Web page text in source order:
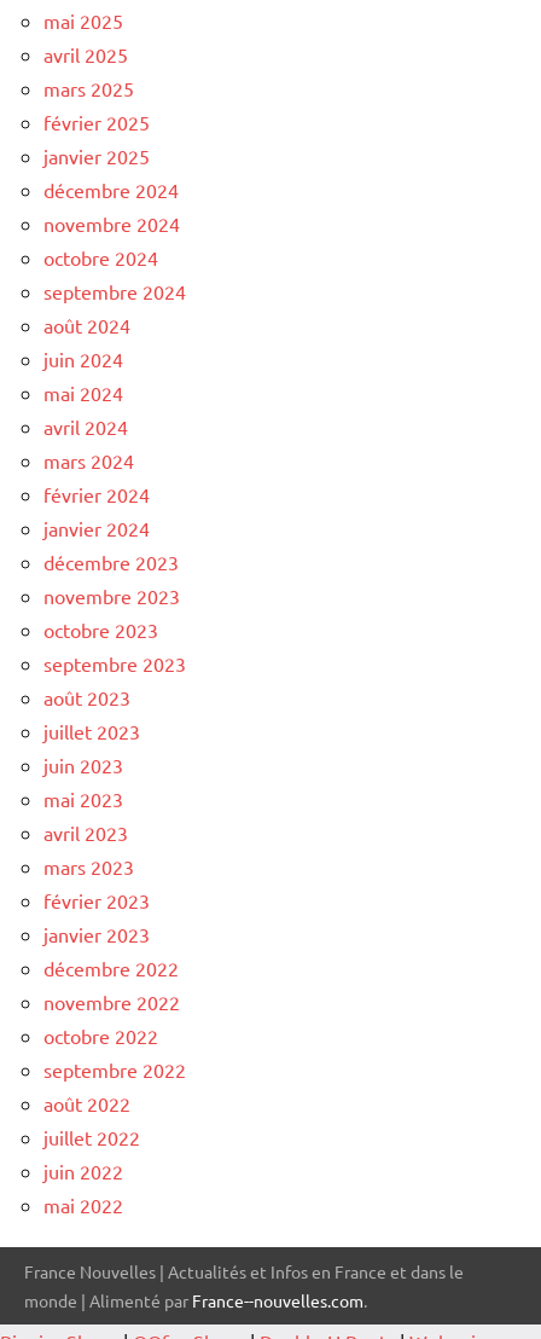
mai 2025
avril 2025
mars 2025
février 2025
janvier 2025
décembre 2024
novembre 2024
octobre 2024
septembre 2024
août 2024
juin 2024
mai 2024
avril 2024
mars 2024
février 2024
janvier 2024
décembre 2023
novembre 2023
octobre 2023
septembre 2023
août 2023
juillet 2023
juin 2023
mai 2023
avril 2023
mars 2023
février 2023
janvier 2023
décembre 2022
novembre 2022
octobre 2022
septembre 2022
août 2022
juillet 2022
juin 2022
mai 2022
France Nouvelles | Actualités et Infos en France et dans le
monde | Alimenté par France--nouvelles.com.